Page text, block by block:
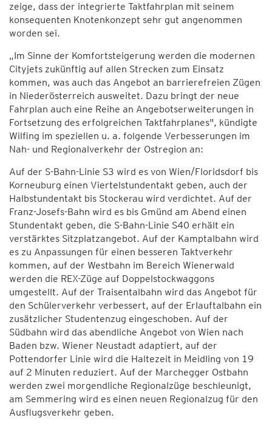
zeige, dass der integrierte Taktfahrplan mit seinem
konsequenten Knotenkonzept sehr gut angenommen
worden sei.
„Im Sinne der Komfortsteigerung werden die modernen
Cityjets zukünftig auf allen Strecken zum Einsatz
kommen, was auch das Angebot an barrierefreien Zügen
in Niederösterreich ausweitet. Dazu bringt der neue
Fahrplan auch eine Reihe an Angebotserweiterungen in
Fortsetzung des erfolgreichen Taktfahrplanes", kündigte
Wilfing im speziellen u. a. folgende Verbesserungen im
Nah- und Regionalverkehr der Ostregion an:
Auf der S-Bahn-Linie S3 wird es von Wien/Floridsdorf bis
Korneuburg einen Viertelstundentakt geben, auch der
Halbstundentakt bis Stockerau wird verdichtet. Auf der
Franz-Josefs-Bahn wird es bis Gmünd am Abend einen
Stundentakt geben, die S-Bahn-Linie S40 erhält ein
verstärktes Sitzplatzangebot. Auf der Kamptalbahn wird
es zu Anpassungen für einen besseren Taktverkehr
kommen, auf der Westbahn im Bereich Wienerwald
werden die REX-Züge auf Doppelstockwaggons
umgestellt. Auf der Traisentalbahn wird das Angebot für
den Schülerverkehr verbessert, auf der Erlauftalbahn ein
zusätzlicher Studentenzug eingeschoben. Auf der
Südbahn wird das abendliche Angebot von Wien nach
Baden bzw. Wiener Neustadt adaptiert, auf der
Pottendorfer Linie wird die Haltezeit in Meidling von 19
auf 2 Minuten reduziert. Auf der Marchegger Ostbahn
werden zwei morgendliche Regionalzüge beschleunigt,
am Semmering wird es einen neuen Regionalzug für den
Ausflugsverkehr geben.